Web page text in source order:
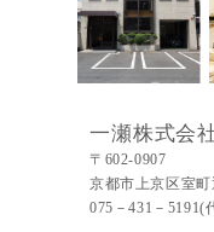
一瀬株式会
〒602-0907
京都市上京区室
075－431－5191(